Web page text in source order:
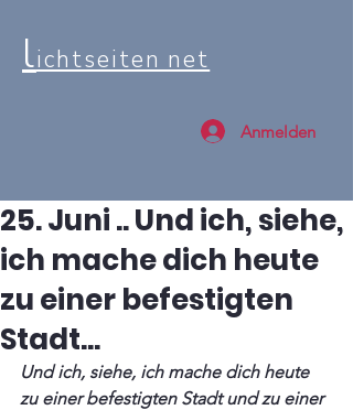
lichtseiten net
Anmelden
25. Juni .. Und ich, siehe,
ich mache dich heute
zu einer befestigten
Stadt...
Und ich, siehe, ich mache dich heute
zu einer befestigten Stadt und zu einer